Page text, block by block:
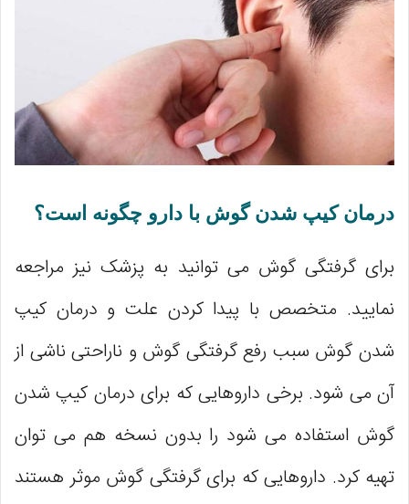
درمان کیپ شدن گوش با دارو چگونه است؟
برای گرفتگی گوش می توانید به پزشک نیز مراجعه
نمایید. متخصص با پیدا کردن علت و درمان کیپ
شدن گوش سبب رفع گرفتگی گوش و ناراحتی ناشی از
آن می شود. برخی داروهایی که برای درمان کیپ شدن
گوش استفاده می ‌شود را بدون نسخه هم می ‌توان
تهیه کرد. داروهایی که برای گرفتگی گوش موثر هستند